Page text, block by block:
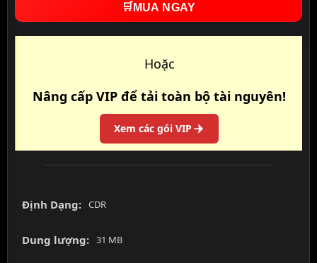
🛒 MUA NGAY
Hoặc
Nâng cấp VIP để tải toàn bộ tài nguyên!
Xem các gói VIP
Định Dạng: CDR
Dung lượng: 31 MB